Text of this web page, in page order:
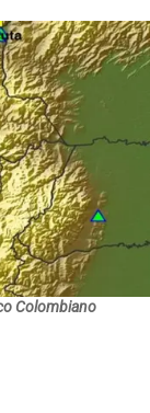
Colombiano